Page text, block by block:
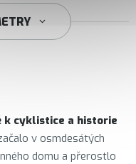
k cyklistice a historie
v osmdesátých
domu a přerostlo